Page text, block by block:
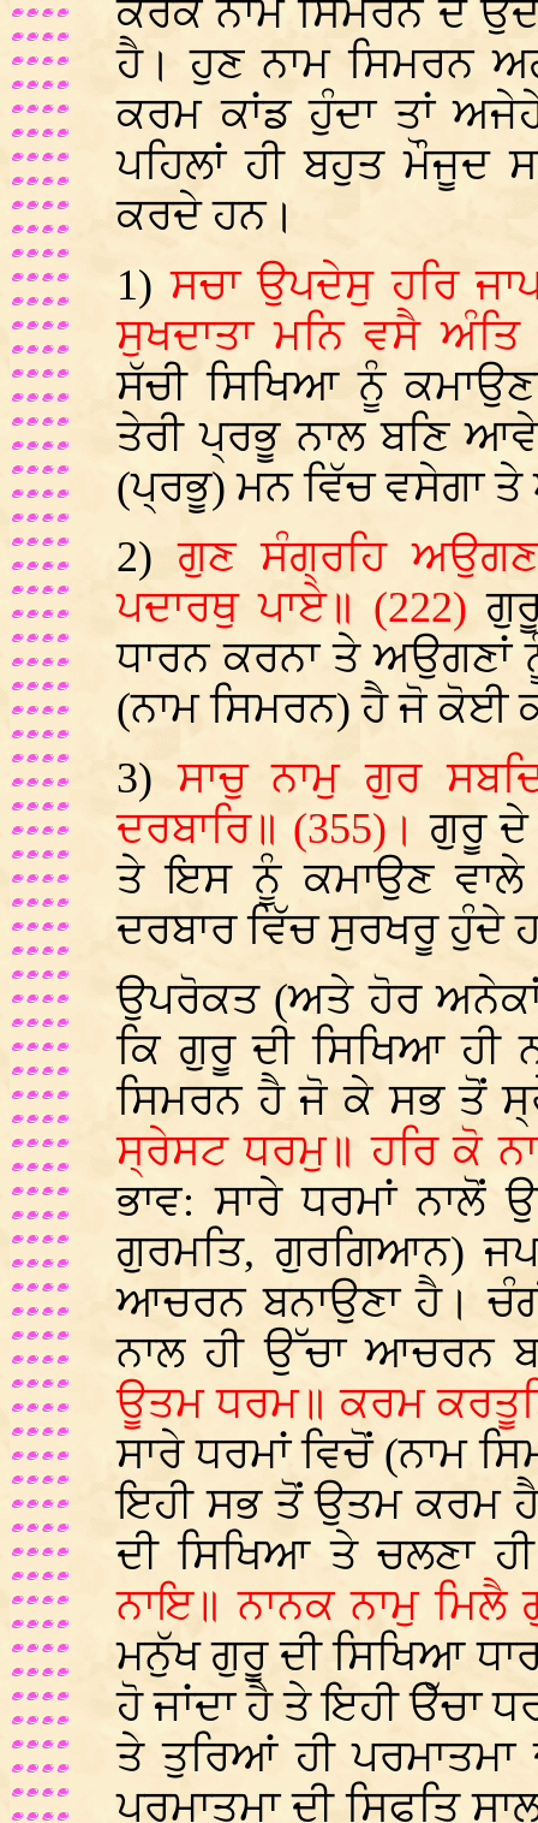
ਕਰਕੇ ਨਾਮ ਸਿਮਰਨ ਦੇ
ਹੈ। ਹੁਣ ਨਾਮ ਸਿਮਰਨ
ਕਰਮ ਕਾਂਡ ਹੁੰਦਾ ਤਾਂ
ਪਹਿਲਾਂ ਹੀ ਬਹੁਤ ਮੌਜੂਦ
ਕਰਦੇ ਹਨ।
1)ਸਚਾ ਉਪਦੇਸੁ ਹਰਿ
ਸੁਖਦਾਤਾ ਮਨਿ ਵਸੈ
ਸੱਚੀ ਸਿਖਿਆ ਨੂੰ
ਤੇਰੀ ਪ੍ਰਭੂ ਨਾਲ ਬਣਿ
(ਪ੍ਰਭੂ) ਮਨ ਵਿੱਚ ਵਸੇਗਾ ਤੇ
2)ਗੁਣ ਸੰਗ੍ਰਹਿ ਅਉਗਣ
ਪਦਾਰਥੁ ਪਾਏ॥ (222)
ਧਾਰਨ ਕਰਨਾ ਤੇ ਅਉਗਣਾਂ
(ਨਾਮ ਸਿਮਰਨ) ਹੈ ਜੋ ਕੋਈ
3)ਸਾਚੁ ਨਾਮੁ ਗੁਰ
ਦਰਬਾਰਿ॥ (355)।ਗੁਰੂ ਦੇ
ਤੇ ਇਸ ਨੂੰ ਕਮਾਉਣ
ਦਰਬਾਰ ਵਿੱਚ ਸੁਰਖਰੂ ਹੁੰਦੇ
ਉਪਰੋਕਤ (ਅਤੇ ਹੋਰ
ਕਿ ਗੁਰੂ ਦੀ ਸਿਖਿਆ ਹੀ
ਸਿਮਰਨ ਹੈ ਜੋ ਕੇ ਸਭ ਤੋਂ
ਸ੍ਰੇਸਟ ਧਰਮੁ॥ ਹਰਿ ਕੋ
ਭਾਵ: ਸਾਰੇ ਧਰਮਾਂ ਨਾਲੋਂ
ਗੁਰਮਤਿ, ਗੁਰਗਿਆਨ)
ਆਚਰਨ ਬਨਾਉਣਾ ਹੈ।
ਨਾਲ ਹੀ ਉੱਚਾ ਆਚਰਨ
ਊਤਮ ਧਰਮ॥ ਕਰਮ
ਸਾਰੇ ਧਰਮਾਂ ਵਿਚੋਂ (ਨਾਮ
ਇਹੀ ਸਭ ਤੋਂ ਉਤਮ ਕਰਮ
ਦੀ ਸਿਖਿਆ ਤੇ ਚਲਣਾ
ਨਾਇ॥ ਨਾਨਕ ਨਾਮੁ
ਮਨੁੱਖ ਗੁਰੂ ਦੀ ਸਿਖਿਆ
ਹੋ ਜਾਂਦਾ ਹੈ ਤੇ ਇਹੀ ੳੱਚਾ
ਤੇ ਤੁਰਿਆਂ ਹੀ ਪਰਮਾਤਮਾ
ਪਰਮਾਤਮਾ ਦੀ ਸਿਫਤਿ